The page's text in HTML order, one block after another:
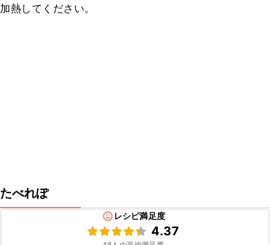
加熱してください。
たべれぽ
レシピ満足度
4.37